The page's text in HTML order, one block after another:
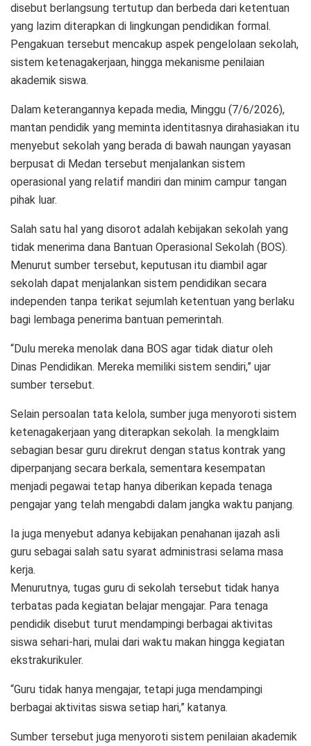
disebut berlangsung tertutup dan berbeda dari ketentuan
yang lazim diterapkan di lingkungan pendidikan formal.
Pengakuan tersebut mencakup aspek pengelolaan sekolah,
sistem ketenagakerjaan, hingga mekanisme penilaian
akademik siswa.
Dalam keterangannya kepada media, Minggu (7/6/2026),
mantan pendidik yang meminta identitasnya dirahasiakan itu
menyebut sekolah yang berada di bawah naungan yayasan
berpusat di Medan tersebut menjalankan sistem
operasional yang relatif mandiri dan minim campur tangan
pihak luar.
Salah satu hal yang disorot adalah kebijakan sekolah yang
tidak menerima dana Bantuan Operasional Sekolah (BOS).
Menurut sumber tersebut, keputusan itu diambil agar
sekolah dapat menjalankan sistem pendidikan secara
independen tanpa terikat sejumlah ketentuan yang berlaku
bagi lembaga penerima bantuan pemerintah.
“Dulu mereka menolak dana BOS agar tidak diatur oleh
Dinas Pendidikan. Mereka memiliki sistem sendiri,” ujar
sumber tersebut.
Selain persoalan tata kelola, sumber juga menyoroti sistem
ketenagakerjaan yang diterapkan sekolah. Ia mengklaim
sebagian besar guru direkrut dengan status kontrak yang
diperpanjang secara berkala, sementara kesempatan
menjadi pegawai tetap hanya diberikan kepada tenaga
pengajar yang telah mengabdi dalam jangka waktu panjang.
Ia juga menyebut adanya kebijakan penahanan ijazah asli
guru sebagai salah satu syarat administrasi selama masa
kerja.
Menurutnya, tugas guru di sekolah tersebut tidak hanya
terbatas pada kegiatan belajar mengajar. Para tenaga
pendidik disebut turut mendampingi berbagai aktivitas
siswa sehari-hari, mulai dari waktu makan hingga kegiatan
ekstrakurikuler.
“Guru tidak hanya mengajar, tetapi juga mendampingi
berbagai aktivitas siswa setiap hari,” katanya.
Sumber tersebut juga menyoroti sistem penilaian akademik